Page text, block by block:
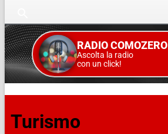
RADIO COMOZERO
Ascolta la radio
con un click!
Turismo